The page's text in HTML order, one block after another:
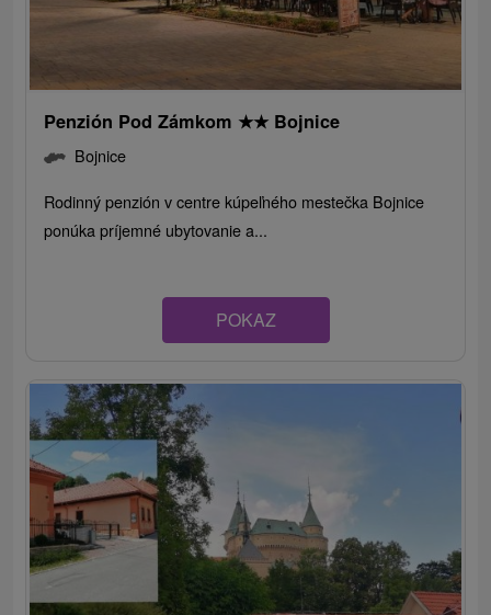
Penzión Pod Zámkom ★★ Bojnice
Bojnice
Rodinný penzión v centre kúpeľného mestečka Bojnice
ponúka príjemné ubytovanie a...
POKAZ